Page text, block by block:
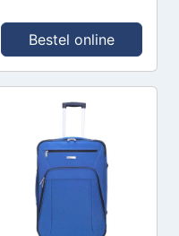
32.5 x 23 cm) -
Triple Denim
Bestel online